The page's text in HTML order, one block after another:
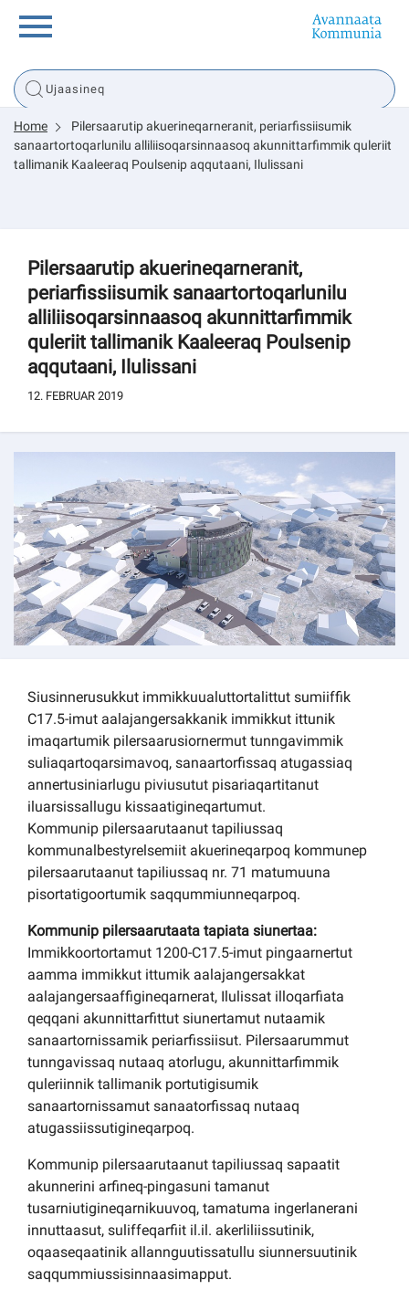
Innuttaasunut
Inuussutissarsiorneq
Tassaarsuaq
sullissivik.gl
Home
Pilersaarutip akuerineqarneranit, periarfissiisumik
sanaartortoqarlunilu alliliisoqarsinnaasoq akunnittarfimmik quleriit
tallimanik Kaaleeraq Poulsenip aqqutaani, Ilulissani
Pilersaarutip akuerineqarneranit,
periarfissiisumik sanaartortoqarlunilu
alliliisoqarsinnaasoq akunnittarfimmik
quleriit tallimanik Kaaleeraq Poulsenip
aqqutaani, Ilulissani
12. FEBRUAR 2019
Siusinnerusukkut immikkuualuttortalittut sumiiffik
C17.5-imut aalajangersakkanik immikkut ittunik
imaqartumik pilersaarusiornermut tunngavimmik
suliaqartoqarsimavoq, sanaartorfissaq atugassiaq
annertusiniarlugu piviusutut pisariaqartitanut
iluarsissallugu kissaatigineqartumut.
Kommunip pilersaarutaanut tapiliussaq
kommunalbestyrelsemiit akuerineqarpoq kommunep
pilersaarutaanut tapiliussaq nr. 71 matumuuna
pisortatigoortumik saqqummiunneqarpoq.
Kommunip pilersaarutaata tapiata siunertaa:
Immikkoortortamut 1200-C17.5-imut pingaarnertut
aamma immikkut ittumik aalajangersakkat
aalajangersaaffigineqarnerat, Ilulissat illoqarfiata
qeqqani akunnittarfittut siunertamut nutaamik
sanaartornissamik periarfissiisut. Pilersaarummut
tunngavissaq nutaaq atorlugu, akunnittarfimmik
quleriinnik tallimanik portutigisumik
sanaartornissamut sanaatorfissaq nutaaq
atugassiissutigineqarpoq.
Kommunip pilersaarutaanut tapiliussaq sapaatit
akunnerini arfineq-pingasuni tamanut
tusarniutigineqarnikuuvoq, tamatuma ingerlanerani
innuttaasut, suliffeqarfiit il.il. akerliliissutinik,
oqaaseqaatinik allannguutissatullu siunnersuutinik
saqqummiussisinnaasimapput.